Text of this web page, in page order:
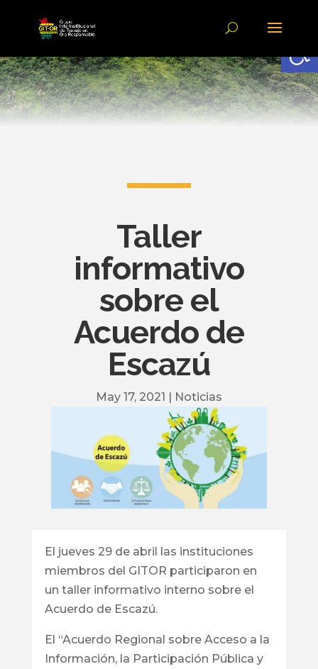
Taller
informativo
sobre el
Acuerdo de
Escazú
May 17, 2021 | Noticias
El jueves 29 de abril las instituciones
miembros del GITOR participaron en
un taller informativo interno sobre el
Acuerdo de Escazú.
El “Acuerdo Regional sobre Acceso a la
Información, la Participación Pública y